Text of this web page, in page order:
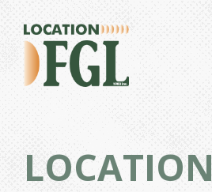
LOCATION